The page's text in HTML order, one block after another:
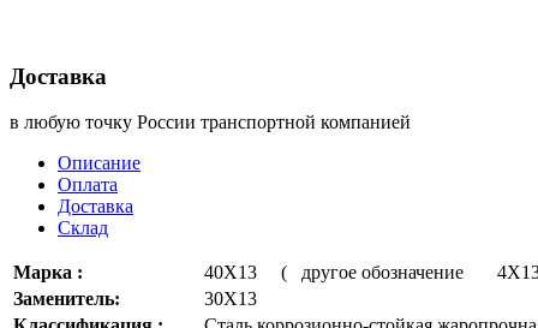
Доставка
в любую точку России транспортной компанией
Описание
Оплата
Доставка
Склад
Марка :
40Х13 ( другое обозначение
Заменитель:
30Х13